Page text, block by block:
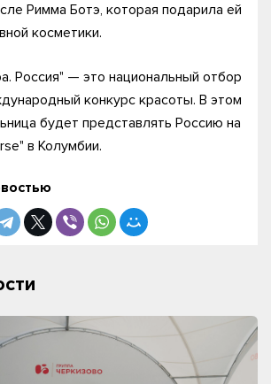
Римма Ботэ, которая подарила ей
косметики.
Россия" — это национальный отбор
конкурс красоты. В этом
будет представлять Россию на
в Колумбии.